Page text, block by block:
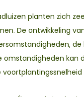
planten zich
De ontwikkeling
kan